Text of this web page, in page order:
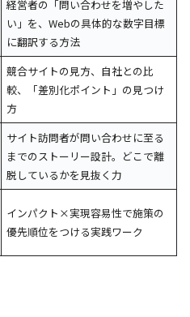
経営者の「問い合わせを増やした
い」を、Webの具体的な数字目標
に翻訳する方法
競合サイトの見方、自社との比
較、「差別化ポイント」の見つけ
方
サイト訪問者が問い合わせに至る
までのストーリー設計。どこで離
脱しているかを見抜く力
インパクト×実現容易性で施策の
優先順位をつける実践ワーク